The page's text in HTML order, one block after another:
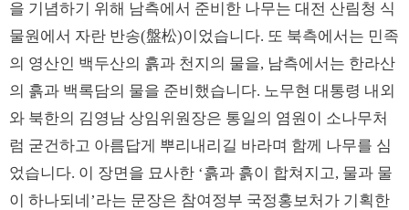
을 기념하기 위해 남측에서 준비한 나무는 대전 산림청 식
물원에서 자란 반송(盤松)이었습니다. 또 북측에서는 민족
의 영산인 백두산의 흙과 천지의 물을, 남측에서는 한라산
의 흙과 백록담의 물을 준비했습니다. 노무현 대통령 내외
와 북한의 김영남 상임위원장은 통일의 염원이 소나무처
럼 굳건하고 아름답게 뿌리내리길 바라며 함께 나무를 심
었습니다. 이 장면을 묘사한 ‘흙과 흙이 합쳐지고, 물과 물
이 하나되네’라는 문장은 참여정부 국정홍보처가 기획한